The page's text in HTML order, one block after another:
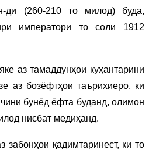
ди (260-210 то милод) буда,
императорӣ то соли 1912
аз тамаддунҳои куҳантарини
аз бозёфтҳои таърихиеро, ки
бунёд ёфта буданд, олимон
нисбат медиҳанд.
қадимтаринест, ки то